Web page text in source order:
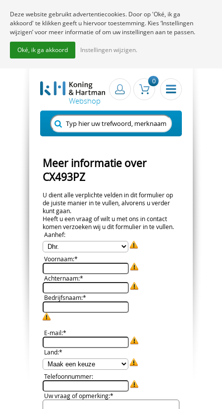
0
Meer informatie over
CX493PZ
U dient alle verplichte velden in dit formulier op
de juiste manier in te vullen, alvorens u verder
kunt gaan.
Heeft u een vraag of wilt u met ons in contact
komen verzoeken wij u dit formulier in te vullen.
Aanhef:
Voornaam:*
Achternaam:*
Bedrijfsnaam:*
E-mail:*
Land:*
Telefoonnummer:
Uw vraag of opmerking:*
Deze website gebruikt advertentiecookies. Door op 'Oké, ik ga
akkoord' te klikken geeft u hiervoor toestemming. Kies ‘Instellingen
wijzigen’ voor meer informatie of om uw instellingen aan te passen.
Oké, ik ga akkoord Instellingen wijzigen.